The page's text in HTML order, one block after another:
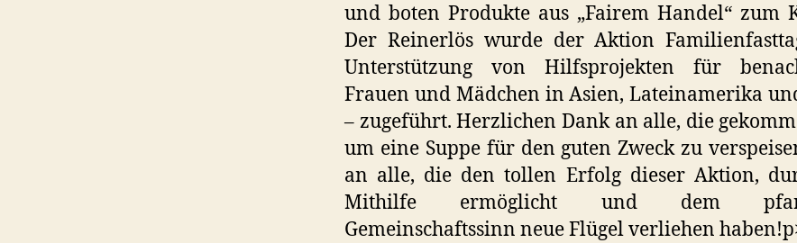
und boten Produkte aus „Fairem Handel“ zum
Der Reinerlös wurde der Aktion
Unterstützung von Hilfsprojekten für
Frauen und Mädchen in Asien, Lateinamerika
– zugeführt. Herzlichen Dank an alle, die
um eine Suppe für den guten Zweck zu
an alle, die den tollen Erfolg dieser Aktion,
Mithilfe ermöglicht und dem
Gemeinschaftssinn neue Flügel verliehen